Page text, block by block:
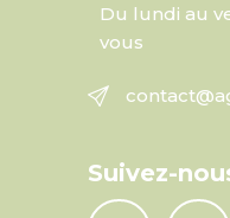
Du lundi au
vous
Suivez-